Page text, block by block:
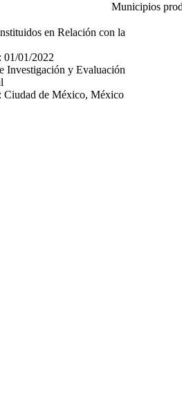
Municipios
en Relación con la
01/01/2022
Investigación y Evaluación
Ciudad de México, México